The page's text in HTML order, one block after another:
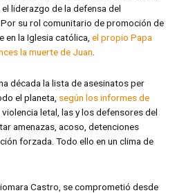
liderazgo de la defensa del
su rol comunitario de promoción de
en la Iglesia católica,el propio Papa
la muerte de Juan
década la lista de asesinatos per
el planeta, según los informes de
violencia letal, las y los defensores del
amenazas, acoso, detenciones
forzada. Todo ello en un clima de
Castro, se comprometió desde